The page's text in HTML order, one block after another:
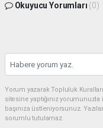
Okuyucu Yorumları (0)
Yorum yazarak Topluluk
sitesine yaptığınız
başınıza üstleniyorsunuz.
sorumlu tutulamaz.